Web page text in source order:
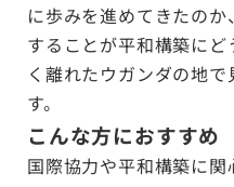
に歩みを進めてきたの
することが平和構築に
く離れたウガンダの地
す。
こんな方におすすめ
国際協力や平和構築に関